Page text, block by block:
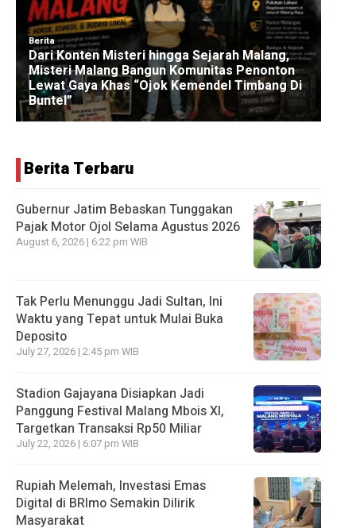
Berita Terbaru
Gubernur Jatim Bebaskan Tunggakan
Pajak Motor Ojol Selama Agustus 2026
August 6, 2026 | 6:22 pm WIB
Tak Perlu Menunggu Jadi Sultan, Ini
Waktu yang Tepat untuk Mulai Buka
Deposito
July 27, 2026 | 2:45 pm WIB
Stadion Gajayana Disiapkan Jadi
Panggung Festival Malang Mbois XI,
Targetkan Transaksi Rp50 Miliar
July 22, 2026 | 6:07 pm WIB
Rupiah Melemah, Investasi Emas
Digital di BRImo Semakin Dilirik
Masyarakat